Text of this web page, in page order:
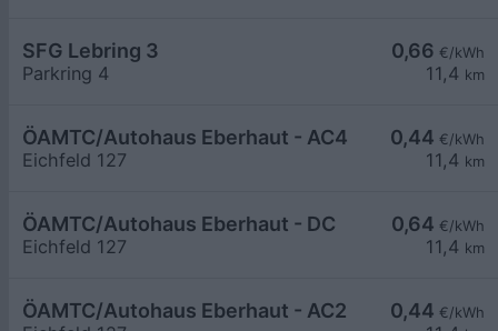
0,66 €/kWh
11,4 km
SFG Lebring 3
Parkring 4
0,44 €/kWh
11,4 km
ÖAMTC/Autohaus Eberhaut - AC4
Eichfeld 127
0,64 €/kWh
11,4 km
ÖAMTC/Autohaus Eberhaut - DC
Eichfeld 127
0,44 €/kWh
ÖAMTC/Autohaus Eberhaut - AC2